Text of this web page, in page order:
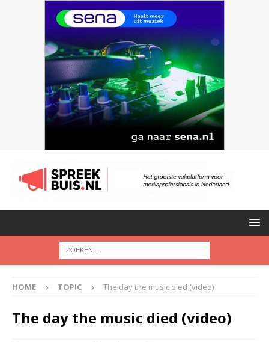
HOME TOPIC The day the music died (video)
The day the music died (video)